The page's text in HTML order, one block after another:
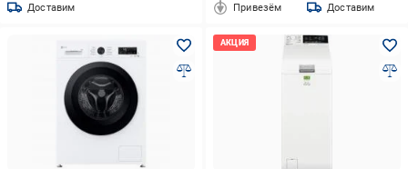
Доставим Привезём Доставим